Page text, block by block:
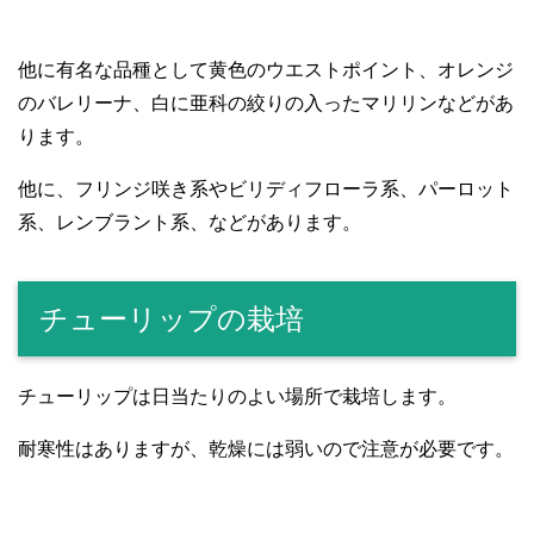
他に有名な品種として黄色のウエストポイント、オレンジ
のバレリーナ、白に亜科の絞りの入ったマリリンなどがあ
ります。
他に、フリンジ咲き系やビリディフローラ系、パーロット
系、レンブラント系、などがあります。
チューリップの栽培
チューリップは日当たりのよい場所で栽培します。
耐寒性はありますが、乾燥には弱いので注意が必要です。